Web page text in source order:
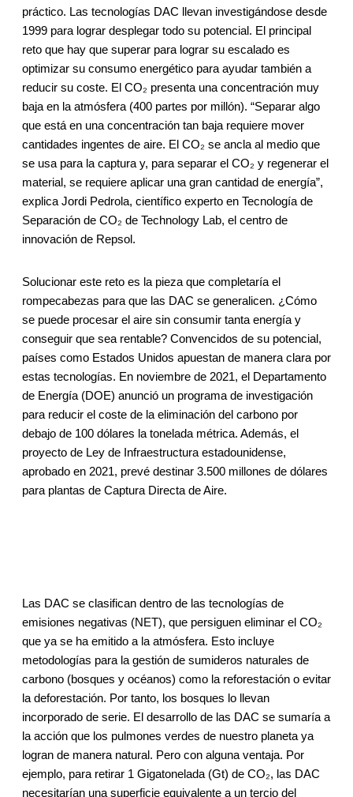
práctico. Las tecnologías DAC llevan investigándose desde
1999 para lograr desplegar todo su potencial. El principal
reto que hay que superar para lograr su escalado es
optimizar su consumo energético para ayudar también a
reducir su coste. El CO₂ presenta una concentración muy
baja en la atmósfera (400 partes por millón). “Separar algo
que está en una concentración tan baja requiere mover
cantidades ingentes de aire. El CO₂ se ancla al medio que
se usa para la captura y, para separar el CO₂ y regenerar el
material, se requiere aplicar una gran cantidad de energía”,
explica Jordi Pedrola, científico experto en Tecnología de
Separación de CO₂ de Technology Lab, el centro de
innovación de Repsol.
Solucionar este reto es la pieza que completaría el
rompecabezas para que las DAC se generalicen. ¿Cómo
se puede procesar el aire sin consumir tanta energía y
conseguir que sea rentable? Convencidos de su potencial,
países como Estados Unidos apuestan de manera clara por
estas tecnologías. En noviembre de 2021, el Departamento
de Energía (DOE) anunció un programa de investigación
para reducir el coste de la eliminación del carbono por
debajo de 100 dólares la tonelada métrica. Además, el
proyecto de Ley de Infraestructura estadounidense,
aprobado en 2021, prevé destinar 3.500 millones de dólares
para plantas de Captura Directa de Aire.
Las DAC se clasifican dentro de las tecnologías de
emisiones negativas (NET), que persiguen eliminar el CO₂
que ya se ha emitido a la atmósfera. Esto incluye
metodologías para la gestión de sumideros naturales de
carbono (bosques y océanos) como la reforestación o evitar
la deforestación. Por tanto, los bosques lo llevan
incorporado de serie. El desarrollo de las DAC se sumaría a
la acción que los pulmones verdes de nuestro planeta ya
logran de manera natural. Pero con alguna ventaja. Por
ejemplo, para retirar 1 Gigatonelada (Gt) de CO₂, las DAC
necesitarían una superficie equivalente a un tercio del